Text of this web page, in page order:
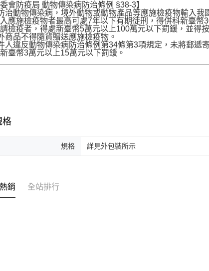
會防疫局 動物傳染病防治條例 §38-3】
治動物傳染病，境外動物或動物產品等應施檢疫物輸入我
應施檢疫物者最高可處7年以下有期徒刑，得併科新臺
檢疫者，得處新臺幣5萬元以上100萬元以下罰鍰，並得
商品不得隨貨贈送應施檢疫物。
人違反動物傳染病防治條例第34條第3項規定，未將郵遞
臺幣3萬元以上15萬元以下罰鍰。
格
規格 詳見外包裝所示
銷 全站排行